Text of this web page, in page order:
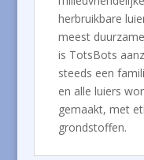
herbruikbare
meest
is TotsBots
steeds een
en alle luiers
gemaakt, met
grondstoffen.